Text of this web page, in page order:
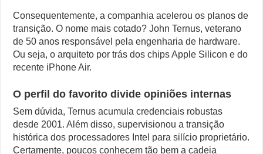
Consequentemente, a companhia acelerou os planos de
transição. O nome mais cotado? John Ternus, veterano
de 50 anos responsável pela engenharia de hardware.
Ou seja, o arquiteto por trás dos chips Apple Silicon e do
recente iPhone Air.
O perfil do favorito divide opiniões internas
Sem dúvida, Ternus acumula credenciais robustas
desde 2001. Além disso, supervisionou a transição
histórica dos processadores Intel para silício proprietário.
Certamente, poucos conhecem tão bem a cadeia